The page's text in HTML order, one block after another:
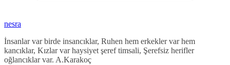
nesra
İnsanlar var birde insancıklar, Ruhen hem erkekler var hem
kancıklar, Kızlar var haysiyet şeref timsali, Şerefsiz herifler
oğlancıklar var. A.Karakoç